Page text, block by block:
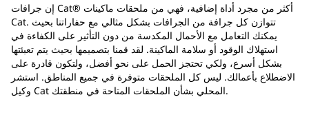
إن جرافات Cat®‎ أكثر من مجرد أداة إضافية، فهي من ملحقات ماكينات
Cat. تتوازن كل جرافة من الجرافات بشكل مثالي مع حفاراتنا بحيث
يمكنك التعامل مع الأحمال المكدسة من دون التأثير على الكفاءة في
استهلاك الوقود أو سلامة الماكينة. لقد قمنا بتصميمها بحيث يتم تعبئتها
بشكل أسرع، ولكي تحتجز الحمل على نحو أفضل، ولتكون قادرة على
الاضطلاع بأعمالك. ليس كل الملحقات متوفرة في جميع المناطق. استشر
وكيل Cat المحلي بشأن الملحقات المتاحة في منطقتك.